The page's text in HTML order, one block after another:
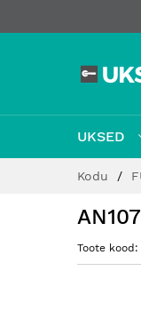
UKSED
Kodu
Toote kood